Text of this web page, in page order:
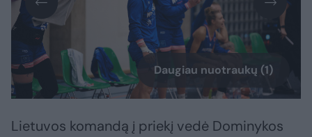
Daugiau nuotraukų (1)
Lietuvos komandą į priekį vedė Dominykos